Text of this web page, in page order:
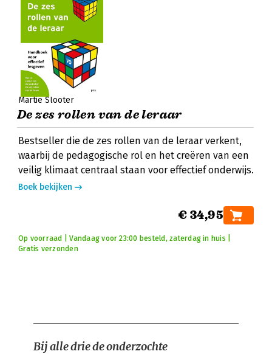
Martie Slooter
De zes rollen van de leraar
Bestseller die de zes rollen van de leraar verkent,
waarbij de pedagogische rol en het creëren van een
veilig klimaat centraal staan voor effectief onderwijs.
Boek bekijken
€ 34,95
Op voorraad | Vandaag voor 23:00 besteld, zaterdag in huis |
Gratis verzonden
Bij alle drie de onderzochte